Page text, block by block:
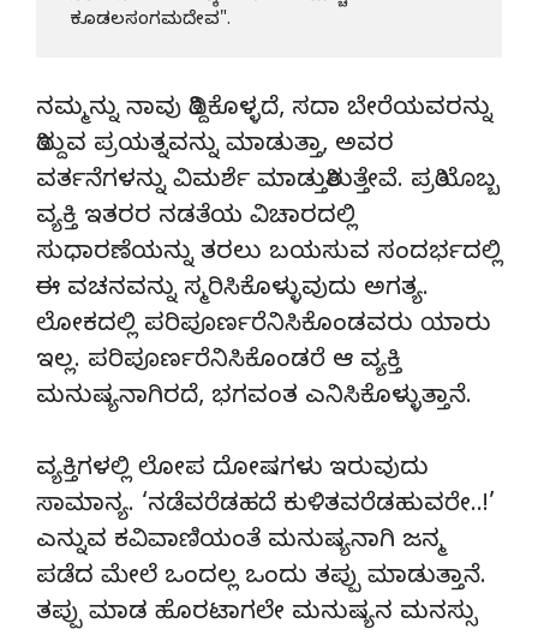
  ಕೂಡಲಸಂಗಮದೇವ".
ನಮ್ಮನ್ನು ನಾವು ತಿದ್ದಿಕೊಳ್ಳದೆ, ಸದಾ ಬೇರೆಯವರನ್ನು
ತಿದ್ದುವ ಪ್ರಯತ್ನವನ್ನು ಮಾಡುತ್ತಾ, ಅವರ
ವರ್ತನೆಗಳನ್ನು ವಿಮರ್ಶೆ ಮಾಡುತ್ತಿರುತ್ತೇವೆ. ಪ್ರತಿಯೊಬ್ಬ
ವ್ಯಕ್ತಿ ಇತರರ ನಡತೆಯ ವಿಚಾರದಲ್ಲಿ
ಸುಧಾರಣೆಯನ್ನು ತರಲು ಬಯಸುವ ಸಂದರ್ಭದಲ್ಲಿ
ಈ ವಚನವನ್ನು ಸ್ಮರಿಸಿಕೊಳ್ಳುವುದು ಅಗತ್ಯ.
ಲೋಕದಲ್ಲಿ ಪರಿಪೂರ್ಣರೆನಿಸಿಕೊಂಡವರು ಯಾರು
ಇಲ್ಲ. ಪರಿಪೂರ್ಣರೆನಿಸಿಕೊಂಡರೆ ಆ ವ್ಯಕ್ತಿ
ಮನುಷ್ಯನಾಗಿರದೆ, ಭಗವಂತ ಎನಿಸಿಕೊಳ್ಳುತ್ತಾನೆ.
ವ್ಯಕ್ತಿಗಳಲ್ಲಿ ಲೋಪ ದೋಷಗಳು ಇರುವುದು
ಸಾಮಾನ್ಯ. ‘ನಡೆವರೆಡಹದೆ ಕುಳಿತವರೆಡಹುವರೇ..!’
ಎನ್ನುವ ಕವಿವಾಣಿಯಂತೆ ಮನುಷ್ಯನಾಗಿ ಜನ್ಮ
ಪಡೆದ ಮೇಲೆ ಒಂದಲ್ಲ ಒಂದು ತಪ್ಪು ಮಾಡುತ್ತಾನೆ.
ತಪ್ಪು ಮಾಡ ಹೊರಟಾಗಲೇ ಮನುಷ್ಯನ ಮನಸ್ಸು